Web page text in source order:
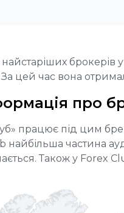
брокерів
цей час вона
про
працює під цим
найбільша частина
Також у Forex